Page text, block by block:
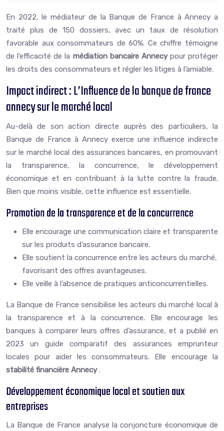
En 2022, le médiateur de la Banque de France à Annecy a
traité plus de 150 dossiers, avec un taux de résolution
favorable aux consommateurs de 60%. Ce chiffre témoigne
de l’efficacité de la médiation bancaire Annecy pour protéger
les droits des consommateurs et régler les litiges à l’amiable.
Impact indirect : L’Influence de la banque de france
annecy sur le marché local
Au-delà de son action directe auprès des particuliers, la
Banque de France à Annecy exerce une influence indirecte
sur le marché local des assurances bancaires, en promouvant
la transparence, la concurrence, le développement
économique et en contribuant à la lutte contre la fraude.
Bien que moins visible, cette influence est essentielle.
Promotion de la transparence et de la concurrence
Elle encourage une communication claire et transparente
sur les produits d’assurance bancaire.
Elle soutient la concurrence entre les acteurs du marché,
favorisant des offres avantageuses.
Elle veille à l’absence de pratiques anticoncurrentielles.
La Banque de France sensibilise les acteurs du marché local à
la transparence et à la concurrence. Elle encourage les
banques à comparer leurs offres d’assurance, et a publié en
2023 un guide comparatif des assurances emprunteur
locales pour aider les consommateurs. Elle encourage la
stabilité financière Annecy.
Développement économique local et soutien aux
entreprises
La Banque de France analyse la conjoncture économique de